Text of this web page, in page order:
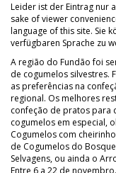
Leider ist der Eintrag nur
sake of viewer
language of this site. Sie
verfügbaren Sprache zu
A região do Fundão foi
de cogumelos silvestres.
as preferências na
regional. Os melhores
confeção de pratos para
cogumelos em especial,
Cogumelos com
de Cogumelos do
Selvagens, ou ainda o
Entre 6 a 22 de novembro.